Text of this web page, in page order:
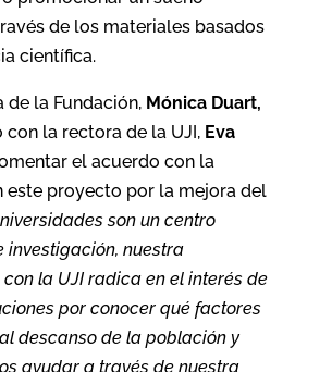
de los materiales basados
científica.
de la Fundación, Mónica Duart,
con la rectora de la UJI,Eva
el acuerdo con la
este proyecto por la mejora del
son un centro
investigación, nuestra
la UJI radica en el interés de
por conocer qué factores
descanso de la población y
ayudar a través de nuestra